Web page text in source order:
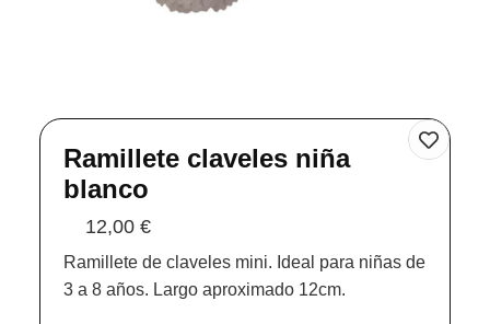
Ramillete claveles niña
blanco
12,00€
Ramillete de claveles mini. Ideal para niñas de
3 a 8 años. Largo aproximado 12cm.